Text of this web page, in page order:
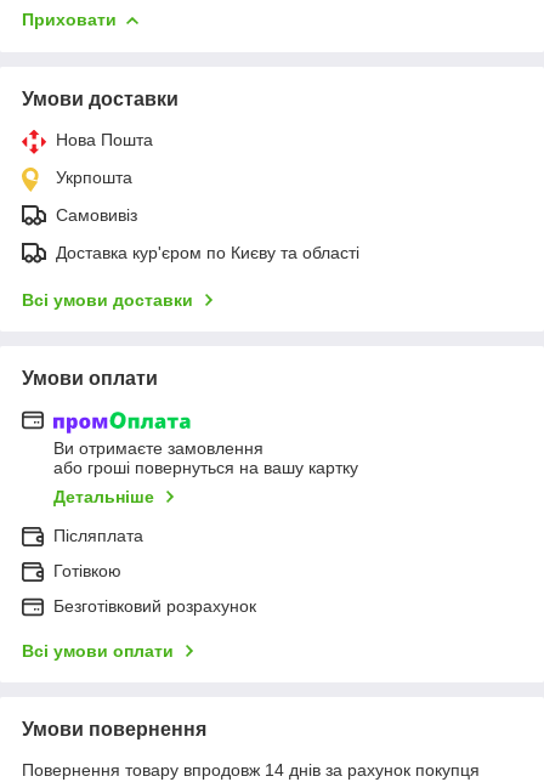
Приховати
Умови доставки
Нова Пошта
Укрпошта
Самовивіз
Доставка кур'єром по Києву та області
Всі умови доставки
Умови оплати
Ви отримаєте замовлення
або гроші повернуться на вашу картку
Детальніше
Післяплата
Готівкою
Безготівковий розрахунок
Всі умови оплати
Умови повернення
Повернення товару впродовж 14 днів за рахунок покупця